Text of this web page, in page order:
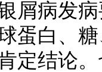
病发病
蛋白、
定结论